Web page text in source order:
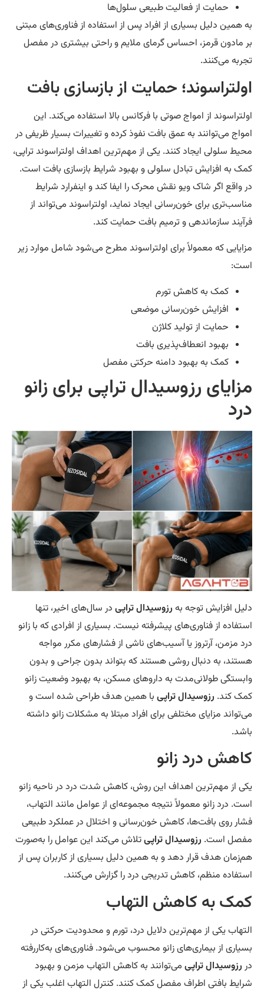
حمایت از فعالیت طبیعی سلول‌ها
همین دلیل بسیاری از افراد پس از استفاده از فناوری‌های مبتنی
مادون قرمز، احساس گرمای ملایم و راحتی بیشتری در مفصل
می‌کنند.
حمایت از بازسازی بافت
از امواج صوتی با فرکانس بالا استفاده می‌کند. این
می‌توانند به عمق بافت نفوذ کرده و تغییرات بسیار ظریفی در
سلولی ایجاد کنند. یکی از مهم‌ترین اهداف اولتراسوند تراپی،
به افزایش تبادل سلولی و بهبود شرایط بازسازی بافت است.
واقع اگر شاک ویو نقش محرک را ایفا کند و اینفرارد شرایط
برای خون‌رسانی ایجاد نماید، اولتراسوند می‌تواند از
سازماندهی و ترمیم بافت حمایت کند.
که معمولاً برای اولتراسوند مطرح می‌شود شامل موارد زیر
کمک به کاهش تورم
افزایش خون‌رسانی موضعی
حمایت از تولید کلاژن
بهبود انعطاف‌پذیری بافت
کمک به بهبود دامنه حرکتی مفصل
رزوسیدال تراپی برای زانو
افزایش توجه بهرزوسیدال تراپیدر سال‌های اخیر، تنها
از فناوری‌های پیشرفته نیست. بسیاری از افرادی که با زانو
مزمن، آرتروز یا آسیب‌های ناشی از فشارهای مکرر مواجه
به دنبال روشی هستند که بتواند بدون جراحی و بدون
طولانی‌مدت به داروهای مسکن، به بهبود وضعیت زانو
کند.رزوسیدال تراپیبا همین هدف طراحی شده است و
مزایای مختلفی برای افراد مبتلا به مشکلات زانو داشته
درد زانو
از مهم‌ترین اهداف این روش، کاهش شدت درد در ناحیه زانو
درد زانو معمولاً نتیجه مجموعه‌ای از عوامل مانند التهاب،
روی بافت‌ها، کاهش خون‌رسانی و اختلال در عملکرد طبیعی
است.رزوسیدال تراپیتلاش می‌کند این عوامل را به‌صورت
هدف قرار دهد و به همین دلیل بسیاری از کاربران پس از
منظم، کاهش تدریجی درد را گزارش می‌کنند.
به کاهش التهاب
یکی از مهم‌ترین دلایل درد، تورم و محدودیت حرکتی در
از بیماری‌های زانو محسوب می‌شود. فناوری‌های به‌کاررفته
رزوسیدال تراپیمی‌توانند به کاهش التهاب مزمن و بهبود
بافتی اطراف مفصل کمک کنند. کنترل التهاب اغلب یکی از